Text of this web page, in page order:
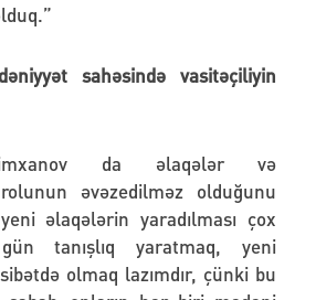
sahəsində vasitəçiliyin
da əlaqələr və
əvəzedilməz olduğunu
əlaqələrin yaradılması çox
tanışlıq yaratmaq, yeni
olmaq lazımdır, çünki bu